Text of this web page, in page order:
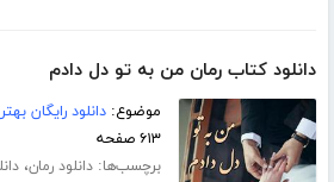
دانلود کتاب رمان من به تو دل دادم
موضوع:دانلود رایگان
۶۱۳ صفحه
برچسب‌ها:دانلود رمان،